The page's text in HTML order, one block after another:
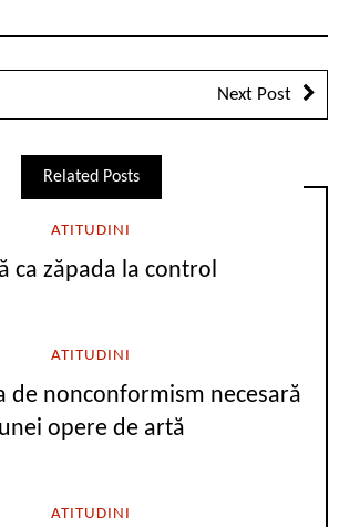
Next Post
Related Posts
ATITUDINI
ca zăpada la control
ATITUDINI
de nonconformism necesară
unei opere de artă
ATITUDINI